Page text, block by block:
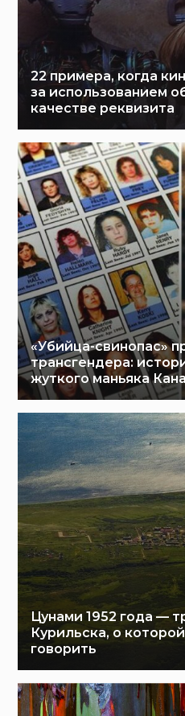
22 примера, когда
за использованием
качестве реквизита
«Убийца-свинопас»
трансгендера:
жуткого маньяка
Цунами 1952 года —
Курильска, о
говорить